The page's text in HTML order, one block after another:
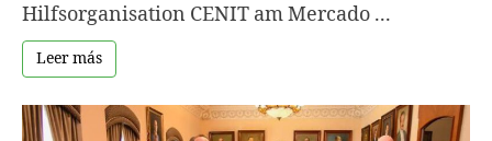
Hilfsorganisation CENIT am Mercado ...
Leer más